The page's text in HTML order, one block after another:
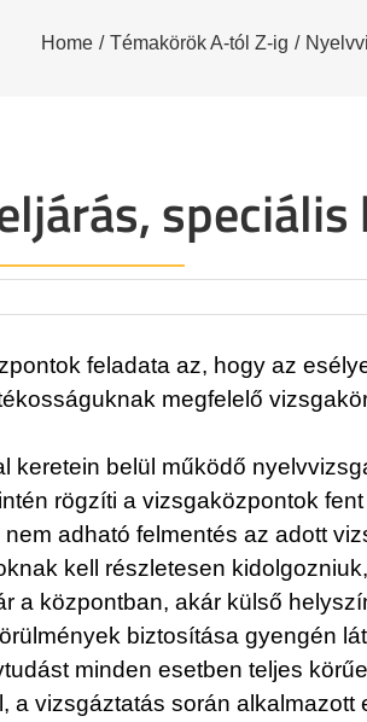
Home / Témakörök A-tól Z-ig /
feladata az, hogy az
megfelelő
keretein belül működő
rögzíti a vizsgaközpontok
adható felmentés az adott
kell részletesen
a központban, akár külső
biztosítása gyengén
minden esetben teljes
a vizsgáztatás során